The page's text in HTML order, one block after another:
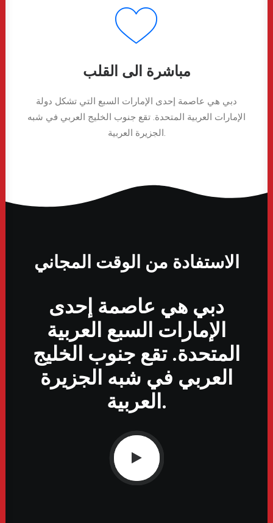
مباشرة الى القلب
دبي هي عاصمة إحدى الإمارات السبع التي تشكل دولة
الإمارات العربية المتحدة. تقع جنوب الخليج العربي في شبه
الجزيرة العربية.
الاستفادة من الوقت المجاني
دبي هي عاصمة إحدى
الإمارات السبع العربية
المتحدة. تقع جنوب الخليج
العربي في شبه الجزيرة
العربية.